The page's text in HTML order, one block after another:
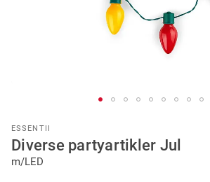
ESSENTII
Diverse partyartikler Jul
m/LED
to
the
beginning